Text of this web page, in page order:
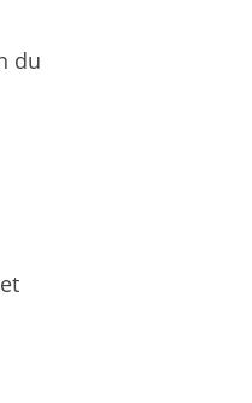
du